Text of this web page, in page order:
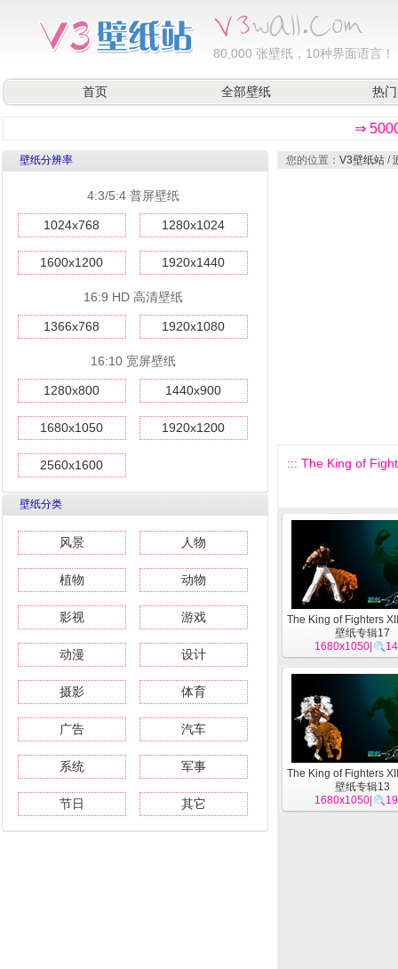
80,000 张壁纸，10种界面语言！
首页 全部壁纸 热
⇒
壁纸分辨率
4:3/5:4 普屏壁纸
1024x768 1280x1024
1600x1200 1920x1440
16:9 HD 高清壁纸
1366x768 1920x1080
16:10 宽屏壁纸
1280x800 1440x900
1680x1050 1920x1200
2560x1600
壁纸分类
风景 人物
植物 动物
影视 游戏
动漫 设计
摄影 体育
广告 汽车
系统 军事
节日 其它
您的位置： V3壁纸站 /
::: The King of
The King of Fighters
壁纸专辑17
1680x1050
The King of Fighters
壁纸专辑13
1680x1050